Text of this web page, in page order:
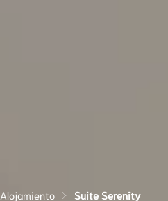
Alojamiento Suite Serenity